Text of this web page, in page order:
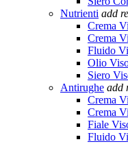
Nutrienti add
Crema
Crema
Fluido
Olio
Siero
Antirughe add
Crema
Crema
Fiale
Fluido